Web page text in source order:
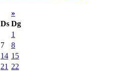
»
Ds Dg
1
7
8
14 15
21 22